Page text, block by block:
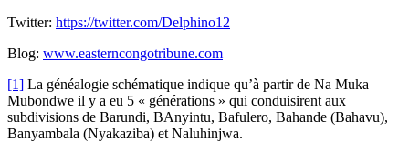
Twitter: https://twitter.com/Delphino12
Blog: www.easterncongotribune.com
[1] La généalogie schématique indique qu’à partir de Na Muka
Mubondwe il y a eu 5 « générations » qui conduisirent aux
subdivisions de Barundi, BAnyintu, Bafulero, Bahande (Bahavu),
Banyambala (Nyakaziba) et Naluhinjwa.